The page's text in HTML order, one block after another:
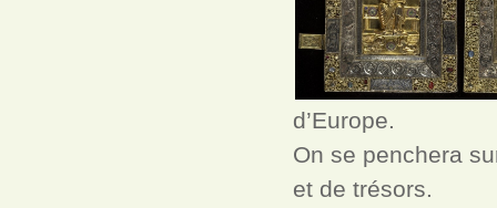
d’Europe.
On se penchera
et de trésors.